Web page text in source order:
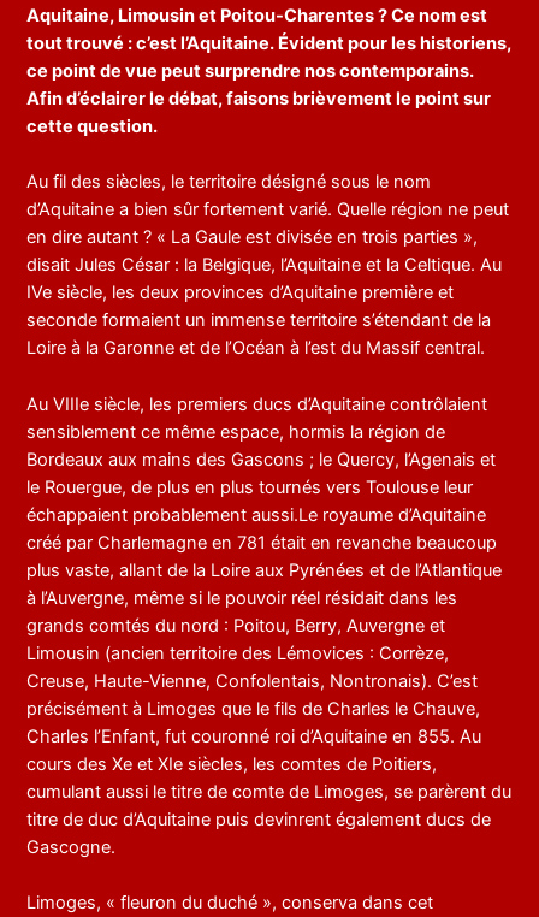
Aquitaine, Limousin et Poitou-Charentes ? Ce nom est
tout trouvé : c’est l’Aquitaine. Évident pour les historiens,
ce point de vue peut surprendre nos contemporains.
Afin d’éclairer le débat, faisons brièvement le point sur
cette question.
Au fil des siècles, le territoire désigné sous le nom
d’Aquitaine a bien sûr fortement varié. Quelle région ne peut
en dire autant ? « La Gaule est divisée en trois parties »,
disait Jules César : la Belgique, l’Aquitaine et la Celtique. Au
IVe siècle, les deux provinces d’Aquitaine première et
seconde formaient un immense territoire s’étendant de la
Loire à la Garonne et de l’Océan à l’est du Massif central.
Au VIIIe siècle, les premiers ducs d’Aquitaine contrôlaient
sensiblement ce même espace, hormis la région de
Bordeaux aux mains des Gascons ; le Quercy, l’Agenais et
le Rouergue, de plus en plus tournés vers Toulouse leur
échappaient probablement aussi.Le royaume d’Aquitaine
créé par Charlemagne en 781 était en revanche beaucoup
plus vaste, allant de la Loire aux Pyrénées et de l’Atlantique
à l’Auvergne, même si le pouvoir réel résidait dans les
grands comtés du nord : Poitou, Berry, Auvergne et
Limousin (ancien territoire des Lémovices : Corrèze,
Creuse, Haute-Vienne, Confolentais, Nontronais). C’est
précisément à Limoges que le fils de Charles le Chauve,
Charles l’Enfant, fut couronné roi d’Aquitaine en 855. Au
cours des Xe et XIe siècles, les comtes de Poitiers,
cumulant aussi le titre de comte de Limoges, se parèrent du
titre de duc d’Aquitaine puis devinrent également ducs de
Gascogne.
Limoges, « fleuron du duché », conserva dans cet